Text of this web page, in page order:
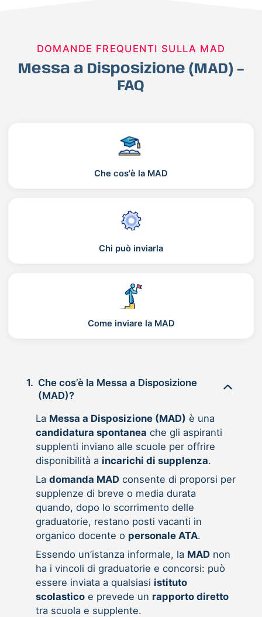
DOMANDE FREQUENTI SULLA MAD
Messa a Disposizione (MAD) –
FAQ
Che cos'è la MAD
Chi può inviarla
Come inviare la MAD
1. Che cos’è la Messa a Disposizione
(MAD)?
La Messa a Disposizione (MAD) è una
candidatura spontanea che gli aspiranti
supplenti inviano alle scuole per offrire
disponibilità a incarichi di supplenza.
La domanda MADconsente di proporsi per
supplenze di breve o media durata
quando, dopo lo scorrimento delle
graduatorie, restano posti vacanti in
organico docente o personale ATA.
Essendo un’istanza informale, la MADnon
ha i vincoli di graduatorie e concorsi: può
essere inviata a qualsiasi istituto
scolasticoe prevede un rapporto diretto
tra scuola e supplente.